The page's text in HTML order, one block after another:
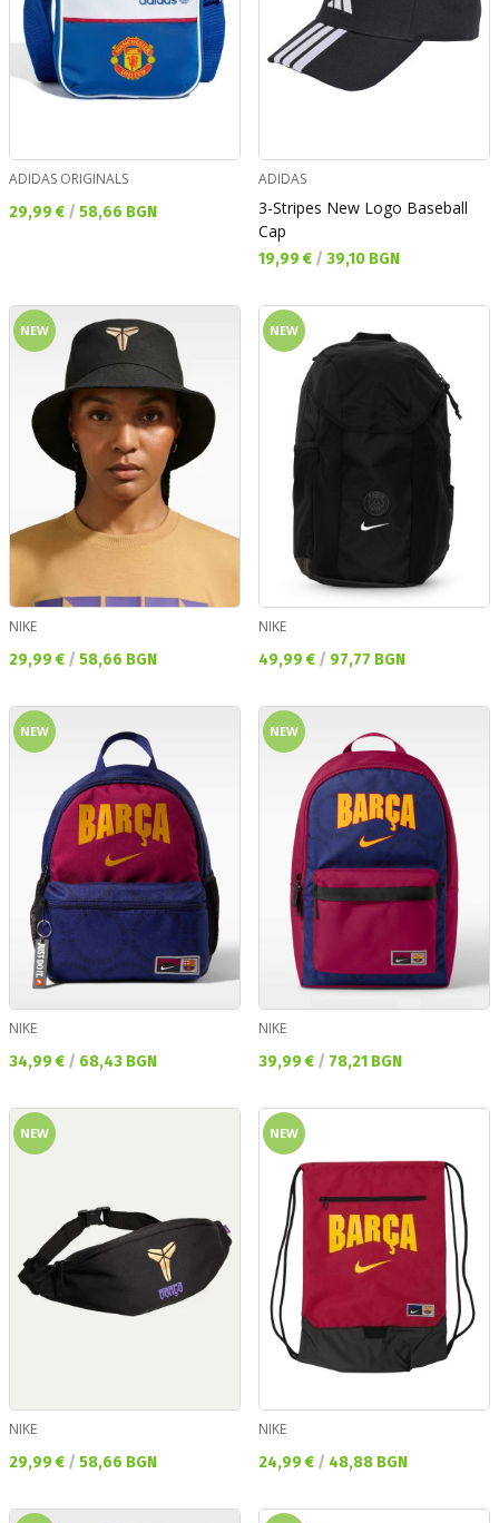
ADIDAS ORIGINALS
Текуща цена:
29,99 € / 58,66 BGN
ADIDAS
3-Stripes New Logo Baseball
Cap
Текуща цена:
19,99 € / 39,10 BGN
NEW
NIKE
Текуща цена:
29,99 € / 58,66 BGN
NEW
NIKE
Текуща цена:
49,99 € / 97,77 BGN
NEW
NIKE
Текуща цена:
34,99 € / 68,43 BGN
NEW
NIKE
Текуща цена:
39,99 € / 78,21 BGN
NEW
NIKE
Текуща цена:
29,99 € / 58,66 BGN
NEW
NIKE
Текуща цена:
24,99 € / 48,88 BGN